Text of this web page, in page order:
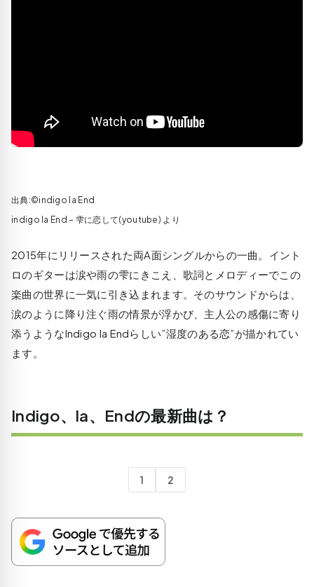
出典:©indigo la End
indigo la End – 雫に恋して(youtube) より
2015年にリリースされた両A面シングルからの一曲。イント
ロのギターは涙や雨の雫にきこえ、歌詞とメロディーでこの
楽曲の世界に一気に引き込まれます。そのサウンドからは、
涙のように降り注ぐ雨の情景が浮かび、主人公の感傷に寄り
添うようなIndigo la Endらしい”湿度のある恋”が描かれてい
ます。
Indigo、la、Endの最新曲は？
1 2